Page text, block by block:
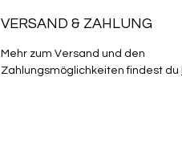
VERSAND & ZAHLUNG
Mehr zum Versand und den
Zahlungsmöglichkeiten findest du